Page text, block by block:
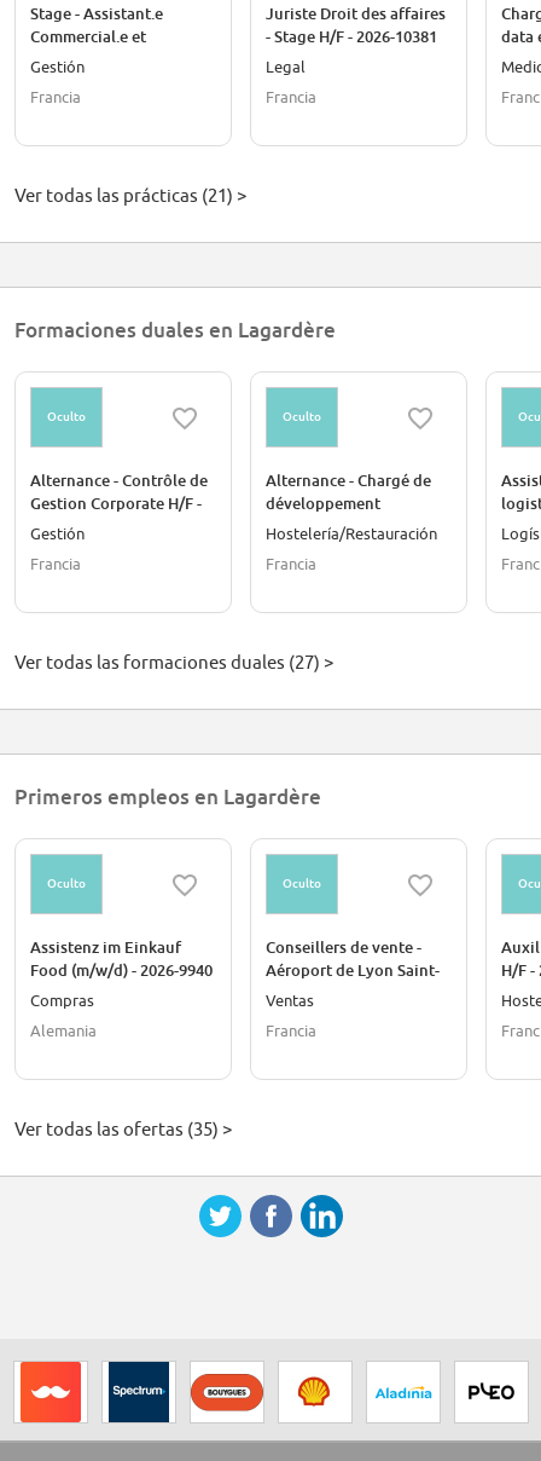
Stage - Assistant.e
Commercial.e et
Administratif.ve H/F -
Gestión
Francia
Juriste Droit des affaires
- Stage H/F - 2026-10381
Legal
Francia
data
Ver todas las prácticas (21) >
Formaciones duales en Lagardère
Oculto
Alternance - Contrôle de
Gestion Corporate H/F -
2026-10394
Gestión
Francia
Oculto
Alternance - Chargé de
développement
commercial - Hachette
10393
Hostelería/Restauración
Francia
Ver todas las formaciones duales (27) >
Primeros empleos en Lagardère
Oculto
Assistenz im Einkauf
Food (m/w/d) - 2026-9940
Compras
Alemania
Oculto
Conseillers de vente -
Aéroport de Lyon Saint-
Exupéry H/F - 2024-8759
Ventas
Francia
H/F -
Ver todas las ofertas (35) >